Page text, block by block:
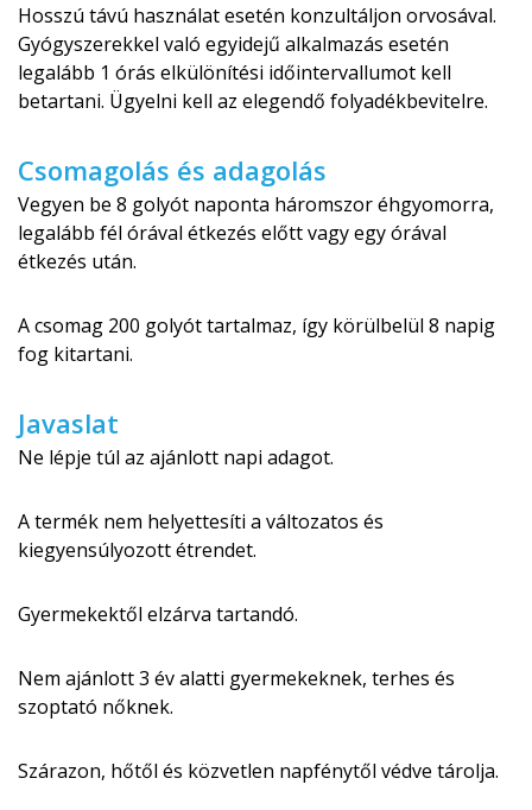
Hosszú távú használat esetén konzultáljon orvosával.
Gyógyszerekkel való egyidejű alkalmazás esetén
legalább 1 órás elkülönítési időintervallumot kell
betartani. Ügyelni kell az elegendő folyadékbevitelre.
Csomagolás és adagolás
Vegyen be 8 golyót naponta háromszor éhgyomorra,
legalább fél órával étkezés előtt vagy egy órával
étkezés után.
A csomag 200 golyót tartalmaz, így körülbelül 8 napig
fog kitartani.
Javaslat
Ne lépje túl az ajánlott napi adagot.
A termék nem helyettesíti a változatos és
kiegyensúlyozott étrendet.
Gyermekektől elzárva tartandó.
Nem ajánlott 3 év alatti gyermekeknek, terhes és
szoptató nőknek.
Szárazon, hőtől és közvetlen napfénytől védve tárolja.